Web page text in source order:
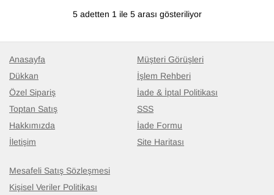
5 adetten 1 ile 5 arası gösteriliyor
Anasayfa
Dükkan
Özel Sipariş
Toptan Satış
Hakkımızda
İletişim
Müşteri Görüşleri
İşlem Rehberi
İade & İptal Politikası
SSS
İade Formu
Site Haritası
Mesafeli Satış Sözleşmesi
Kişisel Veriler Politikası